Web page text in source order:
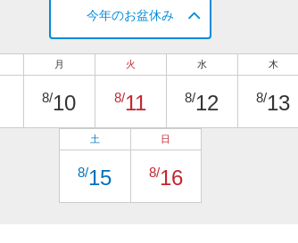
今年のお盆休み
月
8/10
火
8/11
水
8/12
木
8/13
土
8/15
日
8/16